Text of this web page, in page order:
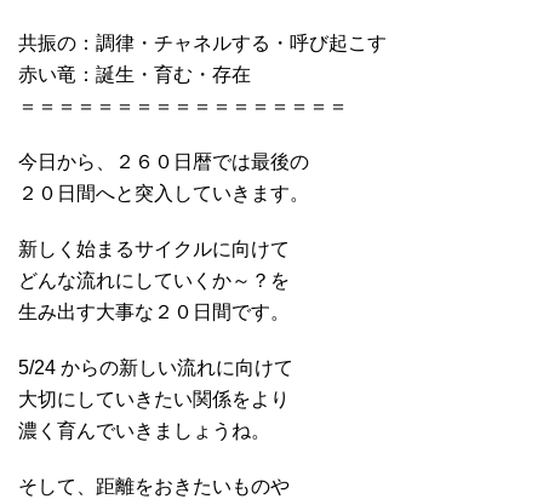
共振の：調律・チャネルする・呼び起こす
赤い竜：誕生・育む・存在
＝＝＝＝＝＝＝＝＝＝＝＝＝＝＝＝＝
今日から、２６０日暦では最後の
２０日間へと突入していきます。
新しく始まるサイクルに向けて
どんな流れにしていくか～？を
生み出す大事な２０日間です。
5/24 からの新しい流れに向けて
大切にしていきたい関係をより
濃く育んでいきましょうね。
そして、距離をおきたいものや